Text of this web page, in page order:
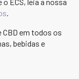
em todos os
bebidas e